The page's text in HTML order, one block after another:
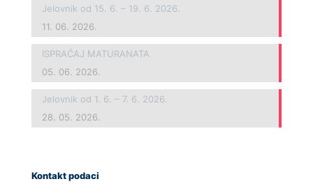
Jelovnik od 15. 6. – 19. 6. 2026.
11. 06. 2026.
ISPRAĆAJ MATURANATA
05. 06. 2026.
Jelovnik od 1. 6. – 7. 6. 2026.
28. 05. 2026.
Kontakt podaci